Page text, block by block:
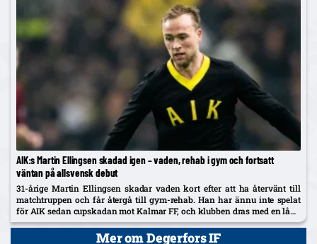
AIK:s Martin Ellingsen skadad igen – vaden, rehab i gym och fortsatt
väntan på allsvensk debut
31-årige Martin Ellingsen skadar vaden kort efter att ha återvänt till
matchtruppen och får återgå till gym-rehab. Han har ännu inte spelat
för AIK sedan cupskadan mot Kalmar FF, och klubben dras med en lång
skadelista som nu också utreds...
Mer om Degerfors IF